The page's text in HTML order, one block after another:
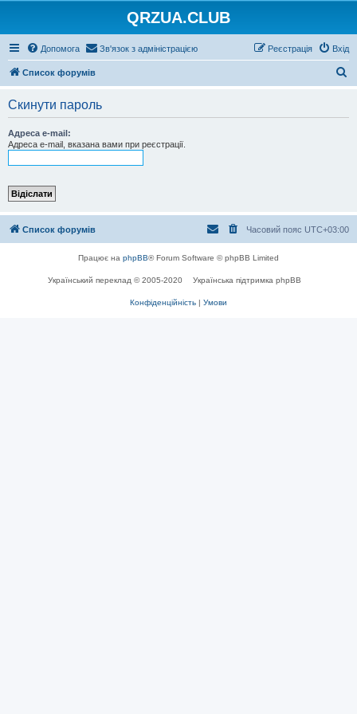
QRZUA.CLUB
Допомога Зв'язок з адміністрацією Вхід
Реєстрація
Список форумів
Скинути пароль
Адреса e-mail:
Адреса e-mail, вказана вами при реєстрації.
Список форумів Часовий пояс UTC+03:00
Працює на phpBB® Forum Software © phpBB Limited
Український переклад © 2005-2020 Українська підтримка phpBB
Конфіденційність | Умови